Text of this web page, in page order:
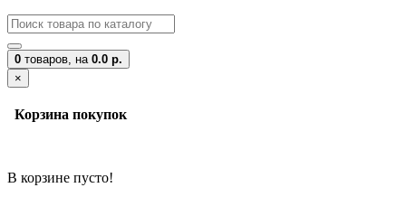
0 товаров, на 0.0 р.
×
Корзина покупок
В корзине пусто!